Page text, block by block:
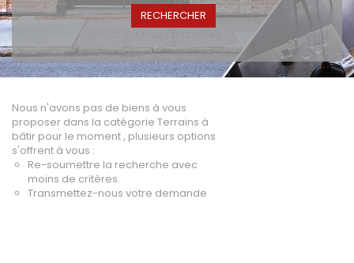
A vendre
Fonds de commerce
High-Tech
Hotel / Rest / Bar
Distribution
Beauté / Coiffure
Equipement
Artisanat
+ Plus de critères
Nous n'avons pas de biens à vous
proposer dans la catégorie Terrains à
bâtir pour le moment , plusieurs options
s'offrent à vous :
Re-soumettre la recherche avec
moins de critères.
Transmettez-nous votre demande